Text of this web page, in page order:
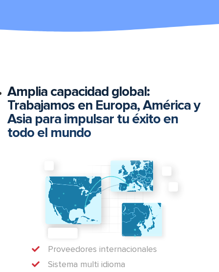
Amplia capacidad global:
Trabajamos en Europa, América y
Asia para impulsar tu éxito en
todo el mundo
Proveedores internacionales
Sistema multi idioma